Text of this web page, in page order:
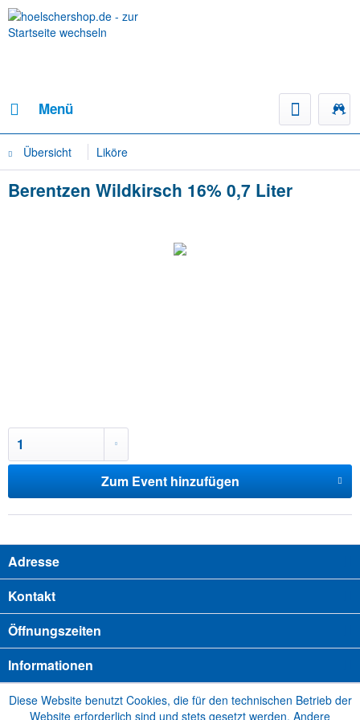
Menü
Übersicht Liköre
Berentzen Wildkirsch 16% 0,7 Liter
Zum Event hinzufügen
Adresse
Kontakt
Öffnungszeiten
Informationen
Diese Website benutzt Cookies, die für den technischen Betrieb der
Website erforderlich sind und stets gesetzt werden. Andere